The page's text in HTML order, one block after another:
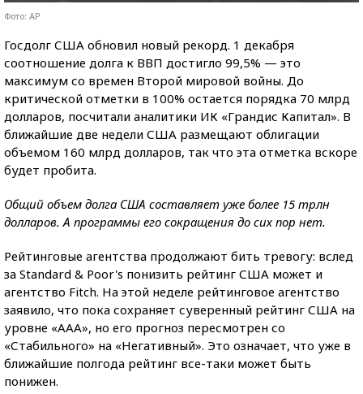
Фото: AP
Госдолг США обновил новый рекорд. 1 декабря
соотношение долга к ВВП достигло 99,5% — это
максимум со времен Второй мировой войны. До
критической отметки в 100% остается порядка 70 млрд
долларов, посчитали аналитики ИК «Грандис Капитал». В
ближайшие две недели США размещают облигации
объемом 160 млрд долларов, так что эта отметка вскоре
будет пробита.
Общий объем долга США составляет уже более 15 трлн
долларов. А программы его сокращения до сих пор нет.
Рейтинговые агентства продолжают бить тревогу: вслед
за Standard & Poor's понизить рейтинг США может и
агентство Fitch. На этой неделе рейтинговое агентство
заявило, что пока сохраняет суверенный рейтинг США на
уровне «ААА», но его прогноз пересмотрен со
«Стабильного» на «Негативный». Это означает, что уже в
ближайшие полгода рейтинг все-таки может быть
понижен.